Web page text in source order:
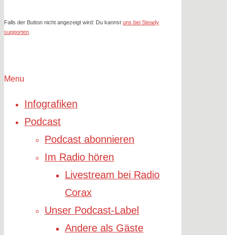
Falls der Button nicht angezeigt wird: Du kannst uns bei Steady
supporten
Menu
Infografiken
Podcast
Podcast abonnieren
Im Radio hören
Livestream bei Radio
Corax
Unser Podcast-Label
Andere als Gäste